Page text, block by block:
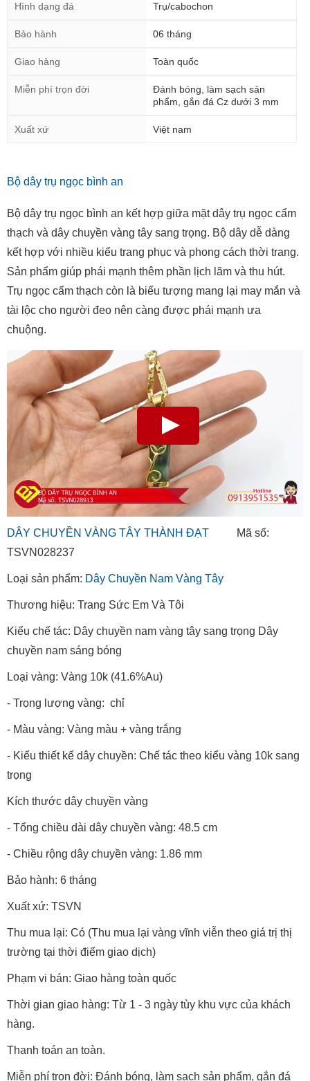
Hình dạng đá Trụ/cabochon
Bảo hành 06 tháng
Giao hàng Toàn quốc
Miễn phí trọn đời
Đánh bóng, làm sạch sản
phẩm, gắn đá Cz dưới 3 mm
Xuất xứ Việt nam
Bộ dây trụ ngọc bình an
Bộ dây trụ ngọc bình an kết hợp giữa mặt dây trụ ngọc cẩm
thạch và dây chuyền vàng tây sang trọng. Bộ dây dễ dàng
kết hợp với nhiều kiểu trang phục và phong cách thời trang.
Sản phẩm giúp phái mạnh thêm phần lịch lãm và thu hút.
Trụ ngọc cẩm thạch còn là biểu tượng mang lại may mắn và
tài lộc cho người đeo nên càng được phái mạnh ưa
chuộng.
DÂY CHUYỀN VÀNG TÂY THÀNH ĐẠT Mã số:
TSVN028237
Loại sản phẩm: Dây Chuyền Nam Vàng Tây
Thương hiệu: Trang Sức Em Và Tôi
Kiểu chế tác: Dây chuyền nam vàng tây sang trọng Dây
chuyền nam sáng bóng
Loại vàng: Vàng 10k (41.6%Au)
- Trọng lượng vàng: chỉ
- Màu vàng: Vàng màu + vàng trắng
- Kiểu thiết kế dây chuyền: Chế tác theo kiểu vàng 10k sang
trọng
Kích thước dây chuyền vàng
- Tổng chiều dài dây chuyền vàng: 48.5 cm
- Chiều rộng dây chuyền vàng: 1.86 mm
Bảo hành: 6 tháng
Xuất xứ: TSVN
Thu mua lại: Có (Thu mua lại vàng vĩnh viễn theo giá trị thị
trường tại thời điểm giao dịch)
Phạm vi bán: Giao hàng toàn quốc
Thời gian giao hàng: Từ 1 - 3 ngày tùy khu vực của khách
hàng.
Thanh toán an toàn.
Miễn phí trọn đời: Đánh bóng, làm sạch sản phẩm, gắn đá